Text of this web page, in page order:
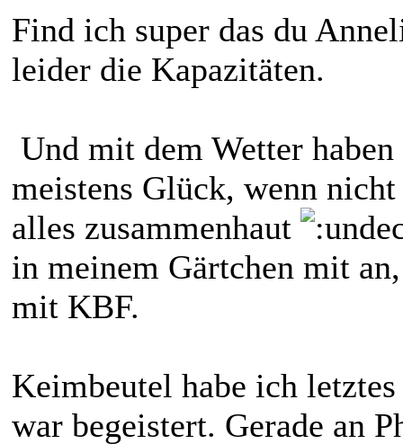
Find ich super das du
leider die Kapazitäten.
Und mit dem Wetter
meistens Glück, wenn
alles zusammenhaut
in meinem Gärtchen mit
mit KBF.
Keimbeutel habe ich
war begeistert. Gerade an